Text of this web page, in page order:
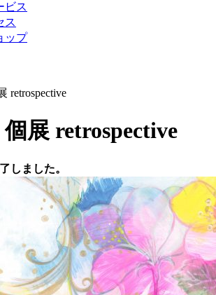
ビス
ス
ップ
retrospective
展 retrospective
しました。